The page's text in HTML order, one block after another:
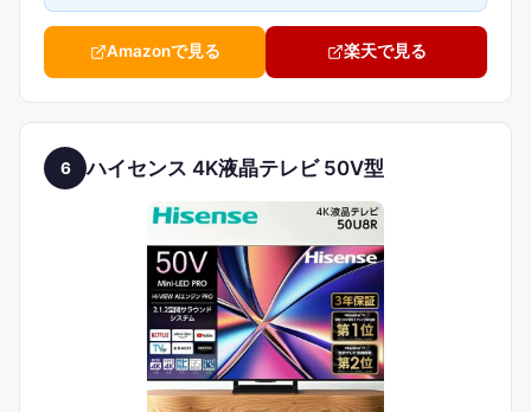
Amazonで見る 楽天で見る
6 ハイセンス 4K液晶テレビ 50V型